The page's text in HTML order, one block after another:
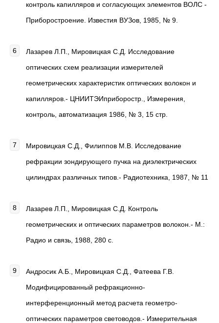
контроль капилляров и согласующих элементов ВОЛС -
Приборостроение. Известия ВУЗов, 1985, № 9.
Лазарев Л.П., Мировицкая С.Д. Исследование
оптических схем реализации измерителей
геометрических характеристик оптических волокон и
капилляров.- ЦНИИТЭИприборостр., Измерения,
контроль, автоматизация 1986, № 3, 15 стр.
Мировицкая С.Д., Филиппов М.В. Исследование
рефракции зондирующего пучка на диэлектрических
цилиндрах различных типов.- Радиотехника, 1987, № 11
Лазарев Л.П., Мировицкая С.Д. Контроль
геометрических и оптических параметров волокон.- М.:
Радио и связь, 1988, 280 с.
Андросик А.Б., Мировицкая С.Д., Фатеева Г.В.
Модифицированный рефракционно-
интерференционный метод расчета геометро-
оптических параметров световодов.- Измерительная